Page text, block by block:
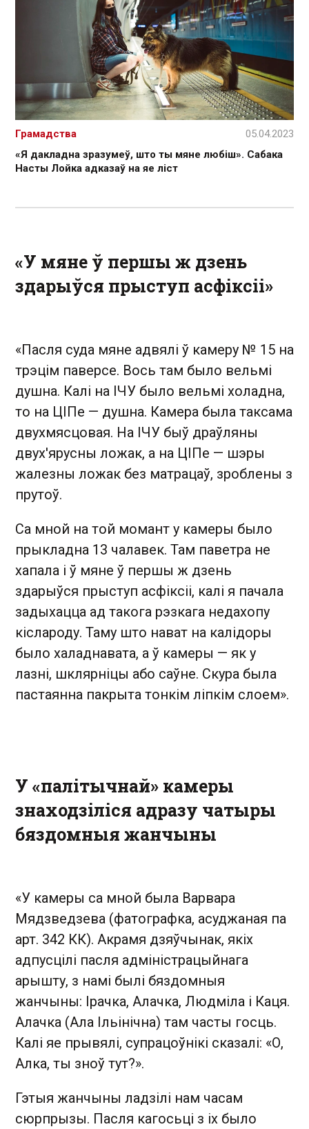
«Я дакладна зразумеў, што ты мяне любіш». Сабака
Насты Лойка адказаў на яе ліст
Грамадства 05.04.2023
«У мяне ў першы ж дзень
здарыўся прыступ асфіксіі»
«Пасля суда мяне адвялі ў камеру № 15 на
трэцім паверсе. Вось там было вельмі
душна. Калі на ІЧУ было вельмі холадна,
то на ЦІПе — душна. Камера была таксама
двухмясцовая. На ІЧУ быў драўляны
двух'ярусны ложак, а на ЦІПе — шэры
жалезны ложак без матрацаў, зроблены з
прутоў.
Са мной на той момант у камеры было
прыкладна 13 чалавек. Там паветра не
хапала і ў мяне ў першы ж дзень
здарыўся прыступ асфіксіі, калі я пачала
задыхацца ад такога рэзкага недахопу
кіслароду. Таму што нават на калідоры
было халаднавата, а ў камеры — як у
лазні, шклярніцы або саўне. Скура была
пастаянна пакрыта тонкім ліпкім слоем».
У «палітычнай» камеры
знаходзіліся адразу чатыры
бяздомныя жанчыны
«У камеры са мной была Варвара
Мядзведзева (фатографка, асуджаная па
арт. 342 КК). Акрамя дзяўчынак, якіх
адпусцілі пасля адміністрацыйнага
арышту, з намі былі бяздомныя
жанчыны: Ірачка, Алачка, Людміла і Каця.
Алачка (Ала Ільінічна) там часты госць.
Калі яе прывялі, супрацоўнікі сказалі: «О,
Алка, ты зноў тут?».
Гэтыя жанчыны ладзілі нам часам
сюрпрызы. Пасля кагосьці з іх было